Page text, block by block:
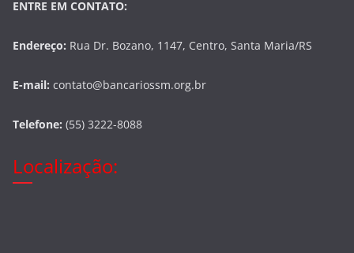
ENTRE EM CONTATO:
Endereço: Rua Dr. Bozano, 1147, Centro, Santa Maria/RS
E-mail: contato@bancariossm.org.br
Telefone: (55) 3222-8088
Localização: